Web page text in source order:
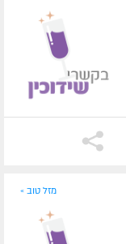
מזל טוב »